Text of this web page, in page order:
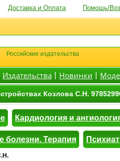
Доставка и Оплата Помощь/
Российские издательства
Издательства Новинки
Козлова С.Н.
Кардиология и
болезни. Терапия